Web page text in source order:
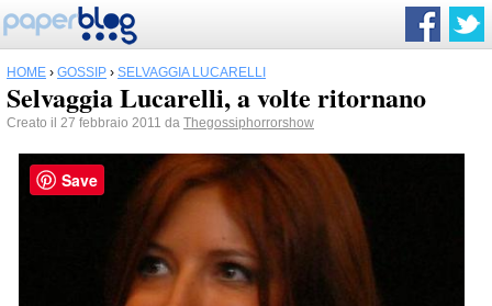
HOME › GOSSIP › SELVAGGIA LUCARELLI
Selvaggia Lucarelli, a volte ritornano
Creato il 27 febbraio 2011 da Thegossiphorrorshow
Save